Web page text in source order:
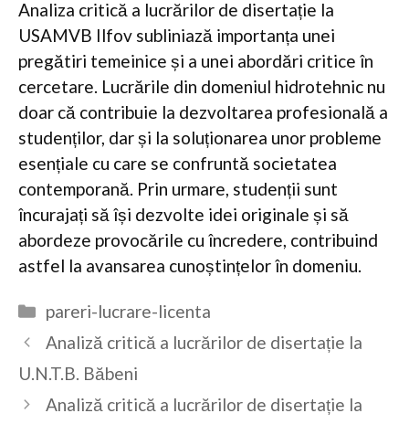
Analiza critică a lucrărilor de disertație la
USAMVB Ilfov subliniază importanța unei
pregătiri temeinice și a unei abordări critice în
cercetare. Lucrările din domeniul hidrotehnic nu
doar că contribuie la dezvoltarea profesională a
studenților, dar și la soluționarea unor probleme
esențiale cu care se confruntă societatea
contemporană. Prin urmare, studenții sunt
încurajați să își dezvolte idei originale și să
abordeze provocările cu încredere, contribuind
astfel la avansarea cunoștințelor în domeniu.
Categorii
pareri-lucrare-licenta
Analiză critică a lucrărilor de disertație la
U.N.T.B. Băbeni
Analiză critică a lucrărilor de disertație la